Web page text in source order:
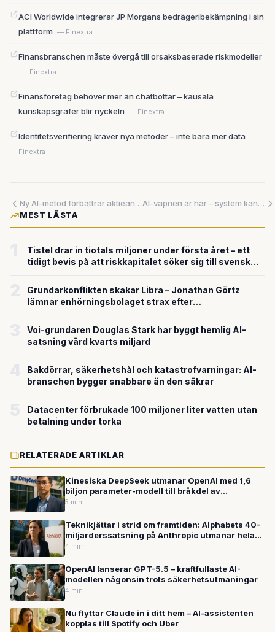
ACI Worldwide integrerar JP Morgans bedrägeribekämpning i sin
plattform — Finextra
Finansbranschen måste övergå till orsaksbaserade riskmodeller
— Finextra
Finansföretag behöver mer än chatbottar – kausala
kunskapsgrafer blir nyckeln — Finextra
Identitetsverifiering kräver nya metoder – inte bara mer data —
Finextra
Ny AI-metod förbättrar aktieanalys med 74 procent – samtidigt utvecklas säkrare betalningslösningar
AI-vapnen är här – system kan slå 5000 mål om dagen
MEST LÄSTA
Tistel drar in tiotals miljoner under första året – ett
tidigt bevis på att riskkapitalet söker sig till svensk
Grundarkonflikten skakar Libra – Jonathan Görtz
lämnar enhörningsbolaget strax efter
Voi-grundaren Douglas Stark har byggt hemlig AI-
satsning värd kvarts miljard
Bakdörrar, säkerhetshål och katastrofvarningar: AI-
branschen bygger snabbare än den säkrar
Datacenter förbrukade 100 miljoner liter vatten utan
betalning under torka
RELATERADE ARTIKLAR
Kinesiska DeepSeek utmanar OpenAI med 1,6
biljon parameter-modell till bråkdel av
kostnaden
5 min
Teknikjättar i strid om framtiden: Alphabets 40-
miljarderssatsning på Anthropic utmanar hela
AI-branschen
4 min
OpenAI lanserar GPT-5.5 – kraftfullaste AI-
modellen någonsin trots säkerhetsutmaningar
4 min
Nu flyttar Claude in i ditt hem – AI-assistenten
kopplas till Spotify och Uber